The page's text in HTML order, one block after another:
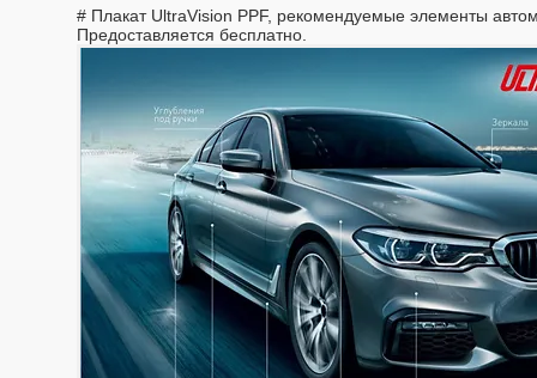
# Плакат UltraVision PPF, рекомендуемые элементы
Предоставляется бесплатно.